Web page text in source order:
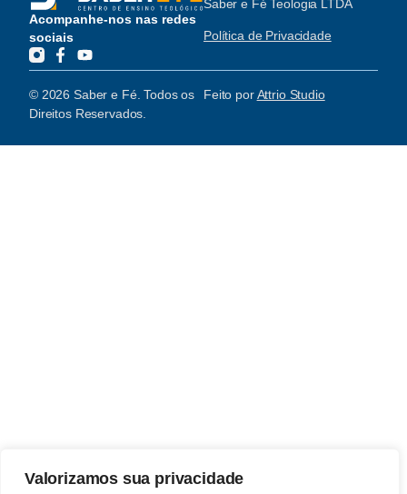
Valorizamos sua privacidade
Acompanhe-nos nas redes
sociais
Saber e Fé Teologia LTDA
Política de Privacidade
© 2026 Saber e Fé. Todos os
Direitos Reservados.
Feito porAttrio Studio